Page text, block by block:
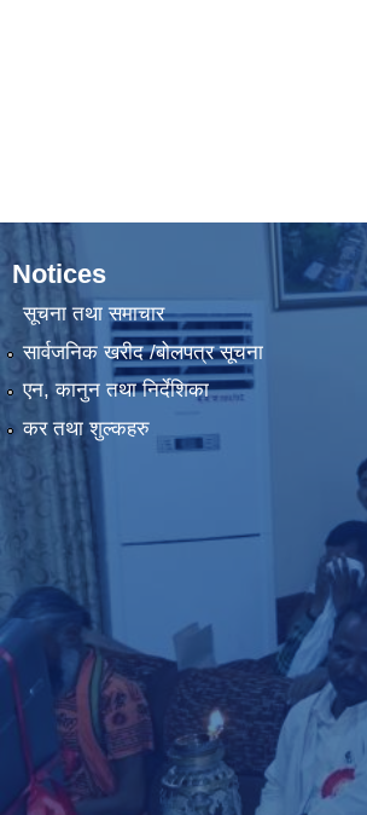
Notices
सूचना तथा समाचार
सार्वजनिक खरीद /बोलपत्र सूचना
एन, कानुन तथा निर्देशिका
कर तथा शुल्कहरु